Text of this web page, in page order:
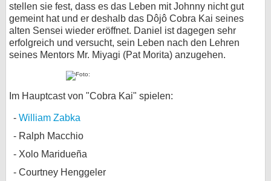
stellen sie fest, dass es das Leben mit Johnny nicht gut
gemeint hat und er deshalb das Dôjô Cobra Kai seines
alten Sensei wieder eröffnet. Daniel ist dagegen sehr
erfolgreich und versucht, sein Leben nach den Lehren
seines Mentors Mr. Miyagi (Pat Morita) anzugehen.
Im Hauptcast von "Cobra Kai" spielen:
William Zabka
Ralph Macchio
Xolo Maridueña
Courtney Henggeler